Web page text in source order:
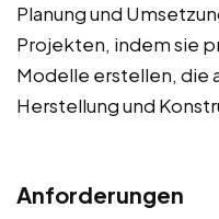
Planung und
Projekten, indem sie
Modelle erstellen, die
Herstellung und
Anforderungen